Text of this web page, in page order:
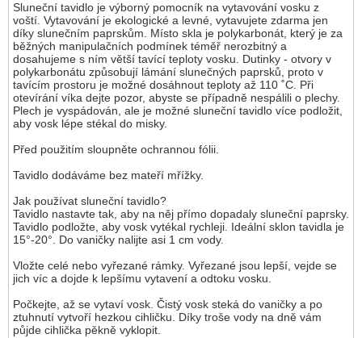
Sluneční tavidlo je výborný pomocník na vytavování vosku z
voští. Vytavování je ekologické a levné, vytavujete zdarma jen
díky slunečním paprskům. Místo skla je polykarbonát, který je za
běžných manipulačních podmínek téměř nerozbitný a
dosahujeme s ním větší tavící teploty vosku. Dutinky - otvory v
polykarbonátu způsobují lámání slunečných paprsků, proto v
tavícím prostoru je možné dosáhnout teploty až 110 ˚C. Při
otevírání víka dejte pozor, abyste se případně nespálili o plechy.
Plech je vyspádován, ale je možné sluneční tavidlo více podložit,
aby vosk lépe stékal do misky.
Před použitím sloupněte ochrannou fólii.
Tavidlo dodáváme bez mateří mřížky.
Jak používat sluneční tavidlo?
Tavidlo nastavte tak, aby na něj přímo dopadaly sluneční paprsky.
Tavidlo podložte, aby vosk vytékal rychleji. Ideální sklon tavidla je
15°-20°. Do vaničky nalijte asi 1 cm vody.
Vložte celé nebo vyřezané rámky. Vyřezané jsou lepší, vejde se
jich víc a dojde k lepšímu vytavení a odtoku vosku.
Počkejte, až se vytaví vosk. Čistý vosk steká do vaničky a po
ztuhnutí vytvoří hezkou cihličku. Díky troše vody na dně vám
půjde cihlička pěkně vyklopit.